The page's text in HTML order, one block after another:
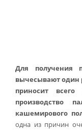
Для получения
вычесывают один
приносит
производство
кашемирового
одна из причин